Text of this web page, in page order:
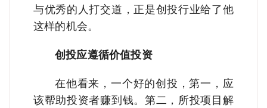
与优秀的人打交道，正是创投行业给了他
这样的机会。
创投应遵循价值投资
在他看来，一个好的创投，第一，应
该帮助投资者赚到钱。第二，所投项目解